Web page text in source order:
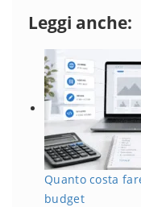
Leggi anche:
Quanto costa
budget